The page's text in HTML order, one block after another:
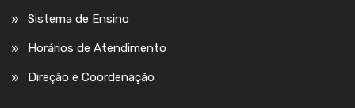
Sistema de Ensino
Horários de Atendimento
Direção e Coordenação